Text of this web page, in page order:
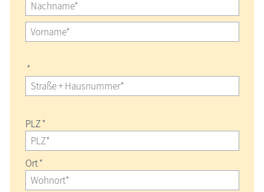
*
PLZ*
Ort*